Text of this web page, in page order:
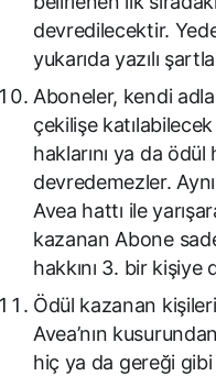
devredilecektir.
yukarıda yazılı
Aboneler, kendi
çekilişe
haklarını ya da ödül
devredemezler.
Avea hattı ile
kazanan Abone
hakkını 3. bir
Ödül kazanan
Avea’nın
hiç ya da gereği